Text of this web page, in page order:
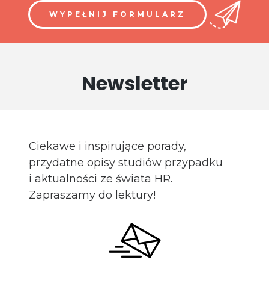
WYPEŁNIJ FORMULARZ
Newsletter
Ciekawe i inspirujące porady,
przydatne opisy studiów przypadku
i aktualności ze świata HR.
Zapraszamy do lektury!